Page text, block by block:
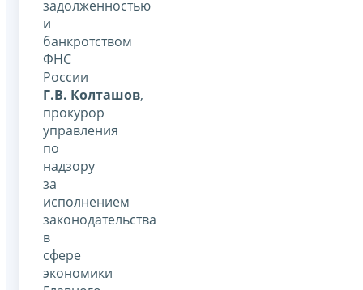
задолженностью
и
банкротством
ФНС
России
Г.В. Колташов,
прокурор
управления
по
надзору
за
исполнением
законодательства
в
сфере
экономики